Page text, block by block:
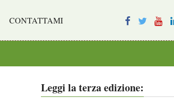
CONTATTAMI
Leggi la terza edizione: